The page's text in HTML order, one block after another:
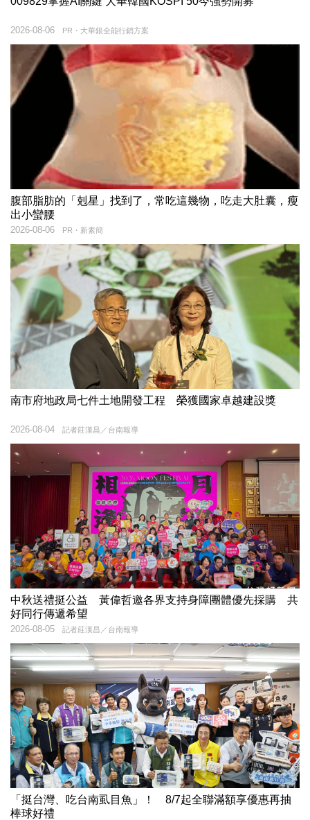
PR・大華銀全能行銷方案
2026-08-06
腹部脂肪的「剋星」找到了，常吃這幾物，吃走大肚囊，瘦
出小蠻腰
PR・新素簡
2026-08-06
南市府地政局七件土地開發工程 榮獲國家卓越建設獎
記者莊漢昌／台南報導
2026-08-04
中秋送禮挺公益 黃偉哲邀各界支持身障團體優先採購 共
好同行傳遞希望
記者莊漢昌／台南報導
2026-08-05
「挺台灣、吃台南虱目魚」！ 8/7起全聯滿額享優惠再抽
棒球好禮